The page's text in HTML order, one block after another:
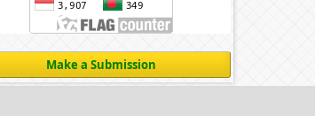
Make a Submission